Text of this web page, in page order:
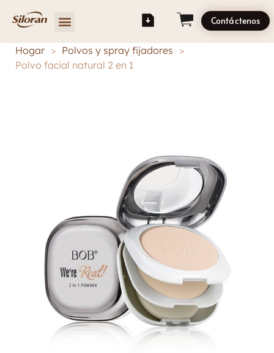
Contáctenos
Hogar > Polvos y spray fijadores >
Polvo facial natural 2 en 1